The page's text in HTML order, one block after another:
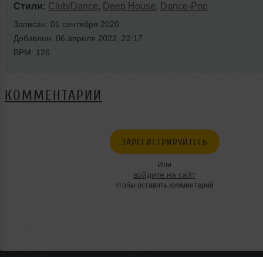
Стили: Club/Dance, Deep House, Dance-Pop
Записан: 01 сентября 2020
Добавлен: 06 апреля 2022, 22:17
BPM: 126
КОММЕНТАРИИ
ЗАРЕГИСТРИРУЙТЕСЬ
Или
войдите на сайт
чтобы оставить комментарий